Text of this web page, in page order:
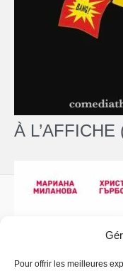
Pour offrir les meilleures
À L’AFFICHE